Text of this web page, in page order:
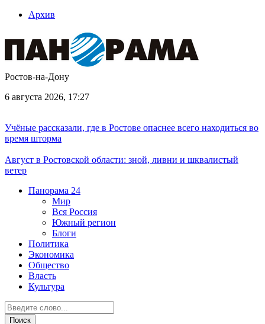
Архив
Ростов-на-Дону
6 августа 2026, 17:27
Учёные рассказали, где в Ростове опаснее всего находиться во
время шторма
Август в Ростовской области: зной, ливни и шквалистый
ветер
Панорама 24
Мир
Вся Россия
Южный регион
Блоги
Политика
Экономика
Общество
Власть
Культура